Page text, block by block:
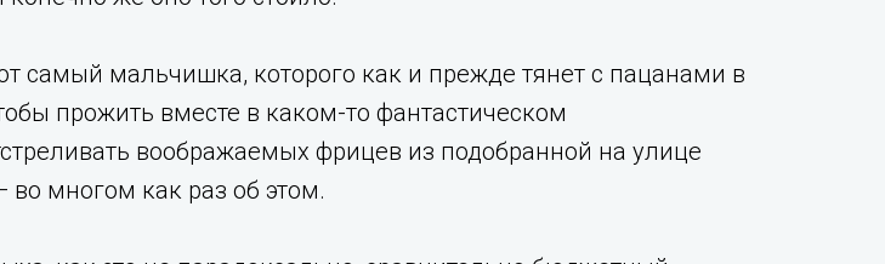
самый мальчишка, которого как и прежде тянет с пацанами в
прожить вместе в каком-то фантастическом
воображаемых фрицев из подобранной на улице
во многом как раз об этом.